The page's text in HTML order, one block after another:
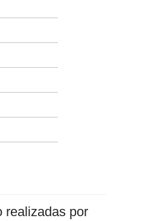
realizadas por